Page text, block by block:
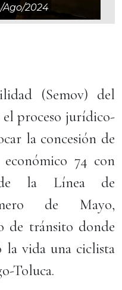
ago/2024
(Semov) del
proceso jurídico-
la concesión de
74 con
la Línea de
de Mayo,
de tránsito donde
la vida una ciclista
Toluca.